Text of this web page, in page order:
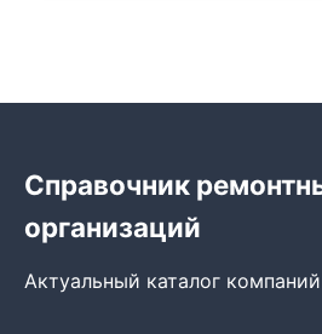
Справочник
организаций
Актуальный каталог